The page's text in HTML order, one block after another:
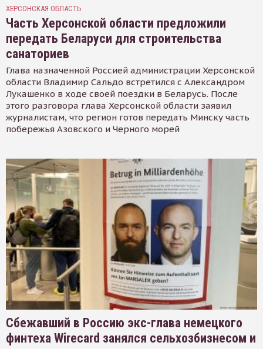
ХЕРСОНСКАЯ ОБЛАСТЬ
Часть Херсонской области предложили
передать Беларуси для строительства
санаториев
Глава назначенной Россией администрации Херсонской
области Владимир Сальдо встретился с Александром
Лукашенко в ходе своей поездки в Беларусь. После
этого разговора глава Херсонской области заявил
журналистам, что регион готов передать Минску часть
побережья Азовского и Черного морей
Сбежавший в Россию экс-глава немецкого
финтеха Wirecard занялся сельхозбизнесом и